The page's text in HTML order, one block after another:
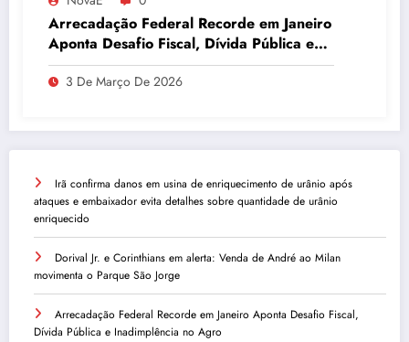
Arrecadação Federal Recorde em Janeiro
Aponta Desafio Fiscal, Dívida Pública e
Inadimplência no Agro
3 De Março De 2026
Irã confirma danos em usina de enriquecimento de urânio após
ataques e embaixador evita detalhes sobre quantidade de urânio
enriquecido
Dorival Jr. e Corinthians em alerta: Venda de André ao Milan
movimenta o Parque São Jorge
Arrecadação Federal Recorde em Janeiro Aponta Desafio Fiscal,
Dívida Pública e Inadimplência no Agro